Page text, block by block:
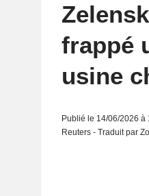
frappé
usine
Publié le 14/06/2026 à
Reuters - Traduit par